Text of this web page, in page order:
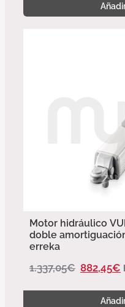
Motor hidráulico
doble
erreka
1.337,05€ 882,45€